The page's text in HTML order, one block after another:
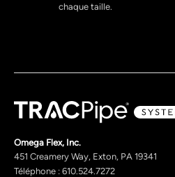
chaque taille.
Omega Flex, Inc.
451 Creamery Way, Exton, PA 19341
Téléphone : 610.524.7272